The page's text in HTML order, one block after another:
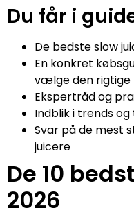
Du får i
De bedste slow
En konkret
vælge den rigtige
Ekspertråd og
Indblik i trends
Svar på de mest
juicere
De 10
2026